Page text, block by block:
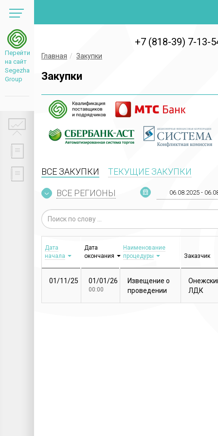
Перейти
на сайт
Segezha
Group
+7 (818-39) 7-13-
Главная Закупки
Закупки
ВСЕ ЗАКУПКИ ТЕКУЩИЕ ЗАКУПКИ
ВСЕ РЕГИОНЫ
Дата
начала
Дата
окончания
Наименование
процедуры
Заказчик
01/11/25 01/01/26
00:00
Извещение о
проведении
ЛДК